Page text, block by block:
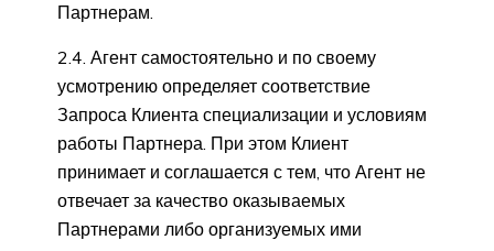
Партнерам.
2.4. Агент самостоятельно и по своему
усмотрению определяет соответствие
Запроса Клиента специализации и условиям
работы Партнера. При этом Клиент
принимает и соглашается с тем, что Агент не
отвечает за качество оказываемых
Партнерами либо организуемых ими